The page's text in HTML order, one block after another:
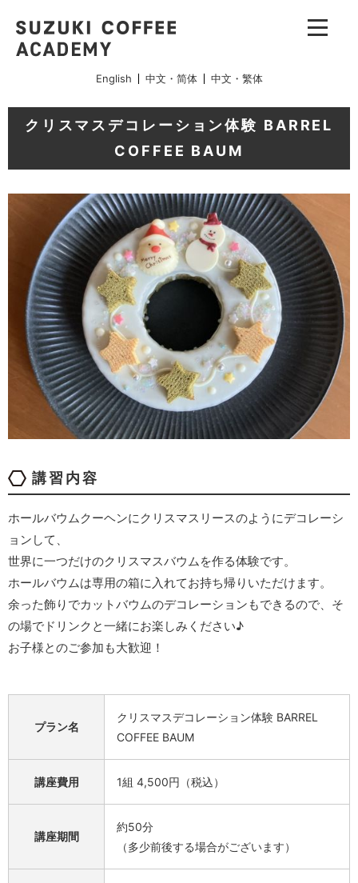
English 中文・简体 中文・繁体
クリスマスデコレーション体験 BARREL
COFFEE BAUM
講習内容
ホールバウムクーヘンにクリスマスリースのようにデコレーシ
ョンして、
世界に一つだけのクリスマスバウムを作る体験です。
ホールバウムは専用の箱に入れてお持ち帰りいただけます。
余った飾りでカットバウムのデコレーションもできるので、そ
の場でドリンクと一緒にお楽しみください♪
お子様とのご参加も大歓迎！
プラン名
クリスマスデコレーション体験 BARREL
COFFEE BAUM
講座費用 1組 4,500円（税込）
講座期間
約50分
（多少前後する場合がございます）